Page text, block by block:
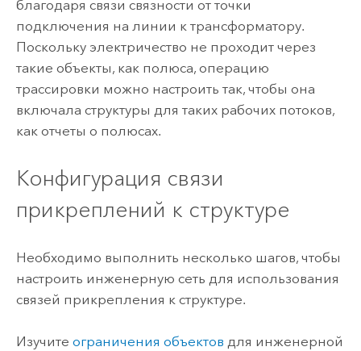
благодаря связи связности от точки
подключения на линии к трансформатору.
Поскольку электричество не проходит через
такие объекты, как полюса, операцию
трассировки можно настроить так, чтобы она
включала структуры для таких рабочих потоков,
как отчеты о полюсах.
Конфигурация связи
прикреплений к структуре
Необходимо выполнить несколько шагов, чтобы
настроить инженерную сеть для использования
связей прикрепления к структуре.
Изучите ограничения объектов для инженерной